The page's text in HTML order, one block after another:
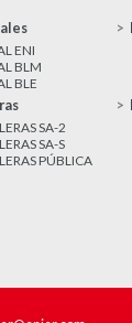
ENI
BLM
BLE
SA-2
SA-S
PÚBLICA